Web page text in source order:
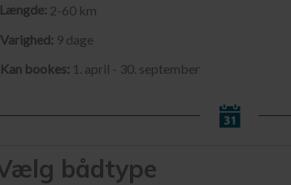
Længde: 2-60 km
Varighed: 9 dage
Kan bookes: 1. april - 30. september
bådtype